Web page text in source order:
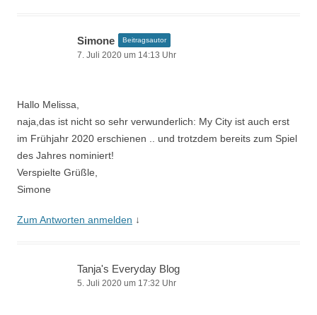
Simone Beitragsautor
7. Juli 2020 um 14:13 Uhr
Hallo Melissa,
naja,das ist nicht so sehr verwunderlich: My City ist auch erst
im Frühjahr 2020 erschienen .. und trotzdem bereits zum Spiel
des Jahres nominiert!
Verspielte Grüßle,
Simone
Zum Antworten anmelden ↓
Tanja's Everyday Blog
5. Juli 2020 um 17:32 Uhr